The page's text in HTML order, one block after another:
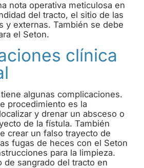
nota operativa meticulosa en
del tracto, el sitio de las
y externas. También se debe
el Seton.
clínica
algunas complicaciones.
procedimiento es la
y drenar un absceso o
de la fístula. También
crear un falso trayecto de
fugas de heces con el Seton
para la limpieza.
de sangrado del tracto en